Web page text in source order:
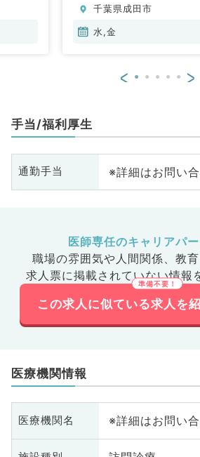
千葉県成田市
水,金
< >
手当/福利厚生
通勤手当 ※詳細はお問い
医師専任のキャリアパ
職場の雰囲気や人間関係、 教
求人票に掲載されていない情報
この求人に似ている求人を
医療機関情報
医療機関名 ※詳細はお問い